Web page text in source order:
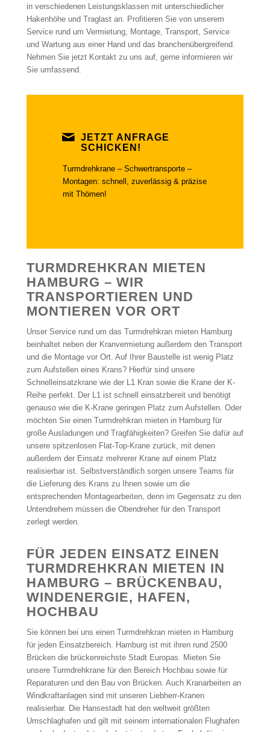
in verschiedenen Leistungsklassen mit unterschiedlicher
Hakenhöhe und Traglast an. Profitieren Sie von unserem
Service rund um Vermietung, Montage, Transport, Service
und Wartung aus einer Hand und das branchenübergreifend.
Nehmen Sie jetzt Kontakt zu uns auf, gerne informieren wir
Sie umfassend.
JETZT ANFRAGE
SCHICKEN!
Turmdrehkrane – Schwertransporte –
Montagen: schnell, zuverlässig & präzise
mit Thömen!
TURMDREHKRAN MIETEN
HAMBURG – WIR
TRANSPORTIEREN UND
MONTIEREN VOR ORT
Unser Service rund um das Turmdrehkran mieten Hamburg
beinhaltet neben der Kranvermietung außerdem den Transport
und die Montage vor Ort. Auf Ihrer Baustelle ist wenig Platz
zum Aufstellen eines Krans? Hierfür sind unsere
Schnelleinsatzkrane wie der L1 Kran sowie die Krane der K-
Reihe perfekt. Der L1 ist schnell einsatzbereit und benötigt
genauso wie die K-Krane geringen Platz zum Aufstellen. Oder
möchten Sie einen Turmdrehkran mieten in Hamburg für
große Ausladungen und Tragfähigkeiten? Greifen Sie dafür auf
unsere spitzenlosen Flat-Top-Krane zurück, mit denen
außerdem der Einsatz mehrerer Krane auf einem Platz
realisierbar ist. Selbstverständlich sorgen unsere Teams für
die Lieferung des Krans zu Ihnen sowie um die
entsprechenden Montagearbeiten, denn im Gegensatz zu den
Untendrehern müssen die Obendreher für den Transport
zerlegt werden.
FÜR JEDEN EINSATZ EINEN
TURMDREHKRAN MIETEN IN
HAMBURG – BRÜCKENBAU,
WINDENERGIE, HAFEN,
HOCHBAU
Sie können bei uns einen Turmdrehkran mieten in Hamburg
für jeden Einsatzbereich. Hamburg ist mit ihren rund 2500
Brücken die brückenreichste Stadt Europas. Mieten Sie
unsere Turmdrehkrane für den Bereich Hochbau sowie für
Reparaturen und den Bau von Brücken. Auch Kranarbeiten an
Windkraftanlagen sind mit unseren Liebherr-Kranen
realisierbar. Die Hansestadt hat den weltweit größten
Umschlaghafen und gilt mit seinem internationalen Flughafen